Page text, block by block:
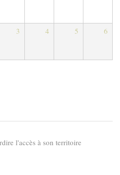
3 4 5 6
l'accès à son territoire